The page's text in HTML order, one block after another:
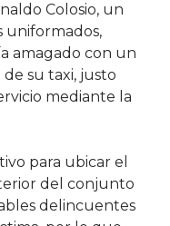
Colosio, un
uniformados,
amagado con un
su taxi, justo
mediante la
para ubicar el
del conjunto
delincuentes